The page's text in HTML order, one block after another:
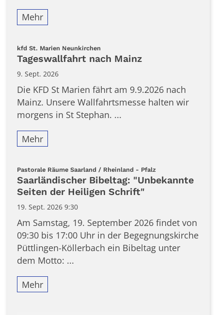
Mehr
kfd St. Marien Neunkirchen
Tageswallfahrt nach Mainz
9. Sept. 2026
Die KFD St Marien fährt am 9.9.2026 nach
Mainz. Unsere Wallfahrtsmesse halten wir
morgens in St Stephan. ...
Mehr
Pastorale Räume Saarland / Rheinland - Pfalz
Saarländischer Bibeltag: "Unbekannte
Seiten der Heiligen Schrift"
19. Sept. 2026 9:30
Am Samstag, 19. September 2026 findet von
09:30 bis 17:00 Uhr in der Begegnungskirche
Püttlingen-Köllerbach ein Bibeltag unter
dem Motto: ...
Mehr